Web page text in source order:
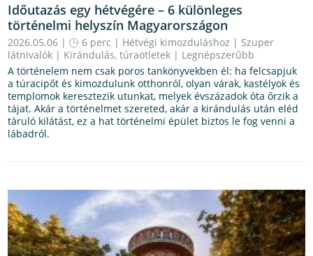
Időutazás egy hétvégére – 6 különleges
történelmi helyszín Magyarországon
2026.05.06 | 6 perc | Hétvégi kimozduláshoz | Szuper
látnivalók | Kirándulás, túraötletek | Legnépszerűbb
A történelem nem csak poros tankönyvekben él: ha felcsapjuk
a túracipőt és kimozdulunk otthonról, olyan várak, kastélyok és
templomok keresztezik utunkat, melyek évszázadok óta őrzik a
tájat. Akár a történelmet szereted, akár a kirándulás után eléd
táruló kilátást, ez a hat történelmi épület biztos le fog venni a
lábadról.